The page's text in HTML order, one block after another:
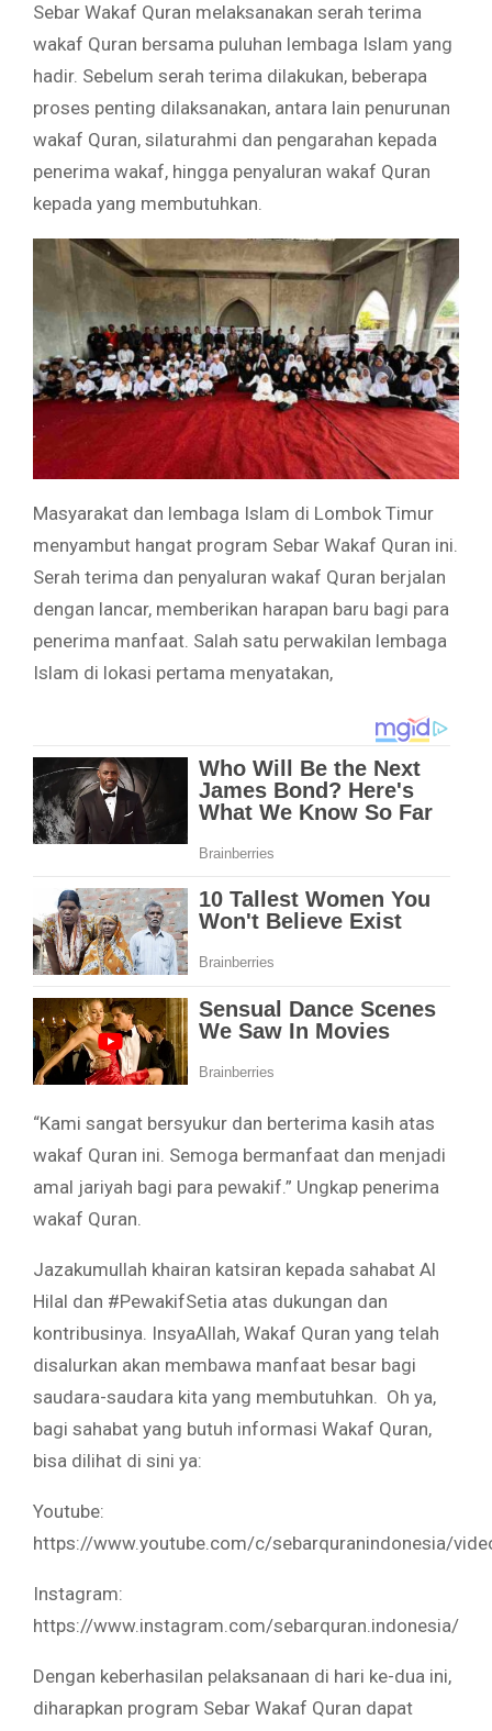
Sebar Wakaf Quran melaksanakan serah terima
wakaf Quran bersama puluhan lembaga Islam yang
hadir. Sebelum serah terima dilakukan, beberapa
proses penting dilaksanakan, antara lain penurunan
wakaf Quran, silaturahmi dan pengarahan kepada
penerima wakaf, hingga penyaluran wakaf Quran
kepada yang membutuhkan.
Masyarakat dan lembaga Islam di Lombok Timur
menyambut hangat program Sebar Wakaf Quran ini.
Serah terima dan penyaluran wakaf Quran berjalan
dengan lancar, memberikan harapan baru bagi para
penerima manfaat. Salah satu perwakilan lembaga
Islam di lokasi pertama menyatakan,
“Kami sangat bersyukur dan berterima kasih atas
wakaf Quran ini. Semoga bermanfaat dan menjadi
amal jariyah bagi para pewakif.” Ungkap penerima
wakaf Quran.
Jazakumullah khairan katsiran kepada sahabat Al
Hilal dan #PewakifSetia atas dukungan dan
kontribusinya. InsyaAllah, Wakaf Quran yang telah
disalurkan akan membawa manfaat besar bagi
saudara-saudara kita yang membutuhkan. Oh ya,
bagi sahabat yang butuh informasi Wakaf Quran,
bisa dilihat di sini ya:
Youtube:
https://www.youtube.com/c/sebarquranindonesia/
Instagram:
https://www.instagram.com/sebarquran.indonesia/
Dengan keberhasilan pelaksanaan di hari ke-dua ini,
diharapkan program Sebar Wakaf Quran dapat